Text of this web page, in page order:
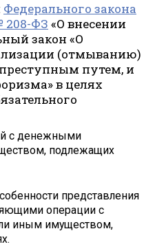
Федерального закона
208-ФЗ «О внесении
закон «О
(отмыванию)
путем, и
в целях
с денежными
подлежащих
представления
операции с
иным имуществом,